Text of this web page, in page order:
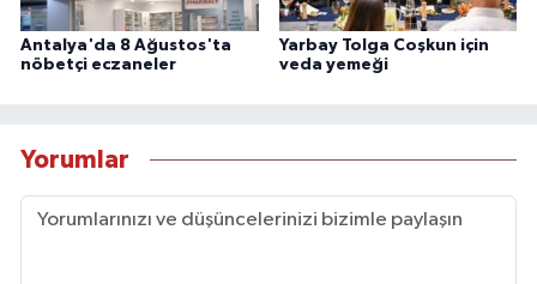
Antalya'da 8 Ağustos'ta
nöbetçi eczaneler
Yarbay Tolga Coşkun için
veda yemeği
Yorumlar